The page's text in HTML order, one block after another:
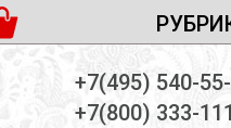
И ОПЛАТА+7(495) 540-
+7(800) 333-